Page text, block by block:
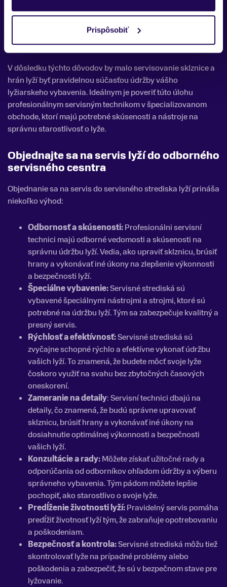
Prispôsobiť
Univerzálnosť:Do údržby sklznice a hrán lyží je
zahrnutý aj odstránenie hrubých škvrn a nečistôt, čo
prispieva k lepšiemu vzhľadu a dlhovekosti lyží.
V dôsledku týchto dôvodov by malo servisovanie sklznice a
hrán lyží byť pravidelnou súčasťou údržby vášho
lyžiarskeho vybavenia. Ideálnym je poveriť túto úlohu
profesionálnym servisným technikom v špecializovanom
obchode, ktorí majú potrebné skúsenosti a nástroje na
správnu starostlivosť o lyže.
Objednajte sa na servis lyží do odborného
servisného cesntra
Objednanie sa na servis do servisného strediska lyží prináša
niekoľko výhod:
Odbornosť a skúsenosti:Profesionálni servisní
technici majú odborné vedomosti a skúsenosti na
správnu údržbu lyží. Vedia, ako upraviť sklznicu, brúsiť
hrany a vykonávať iné úkony na zlepšenie výkonnosti
a bezpečnosti lyží.
Špeciálne vybavenie:Servisné strediská sú
vybavené špeciálnymi nástrojmi a strojmi, ktoré sú
potrebné na údržbu lyží. Tým sa zabezpečuje kvalitný a
presný servis.
Rýchlosť a efektívnosť:Servisné strediská sú
zvyčajne schopné rýchlo a efektívne vykonať údržbu
vašich lyží. To znamená, že budete môcť svoje lyže
čoskoro využiť na svahu bez zbytočných časových
oneskorení.
Zameranie na detaily: Servisní technici dbajú na
detaily, čo znamená, že budú správne upravovať
sklznicu, brúsiť hrany a vykonávať iné úkony na
dosiahnutie optimálnej výkonnosti a bezpečnosti
vašich lyží.
Konzultácie a rady:Môžete získať užitočné rady a
odporúčania od odborníkov ohľadom údržby a výberu
správneho vybavenia. Tým pádom môžete lepšie
pochopiť, ako starostlivo o svoje lyže.
Predĺženie životnosti lyží:Pravidelný servis pomáha
predĺžiť životnosť lyží tým, že zabraňuje opotrebovaniu
a poškodeniam.
Bezpečnosť a kontrola:Servisné strediská môžu tiež
skontrolovať lyže na prípadné problémy alebo
poškodenia a zabezpečiť, že sú v bezpečnom stave pre
lyžovanie.